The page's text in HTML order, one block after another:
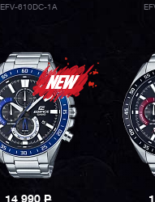
EFV-610DC-1A
14 990P